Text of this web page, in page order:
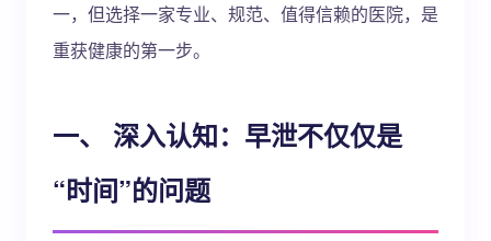
一，但选择一家专业、规范、值得信赖的医院，是
重获健康的第一步。
一、 深入认知：早泄不仅仅是
“时间”的问题